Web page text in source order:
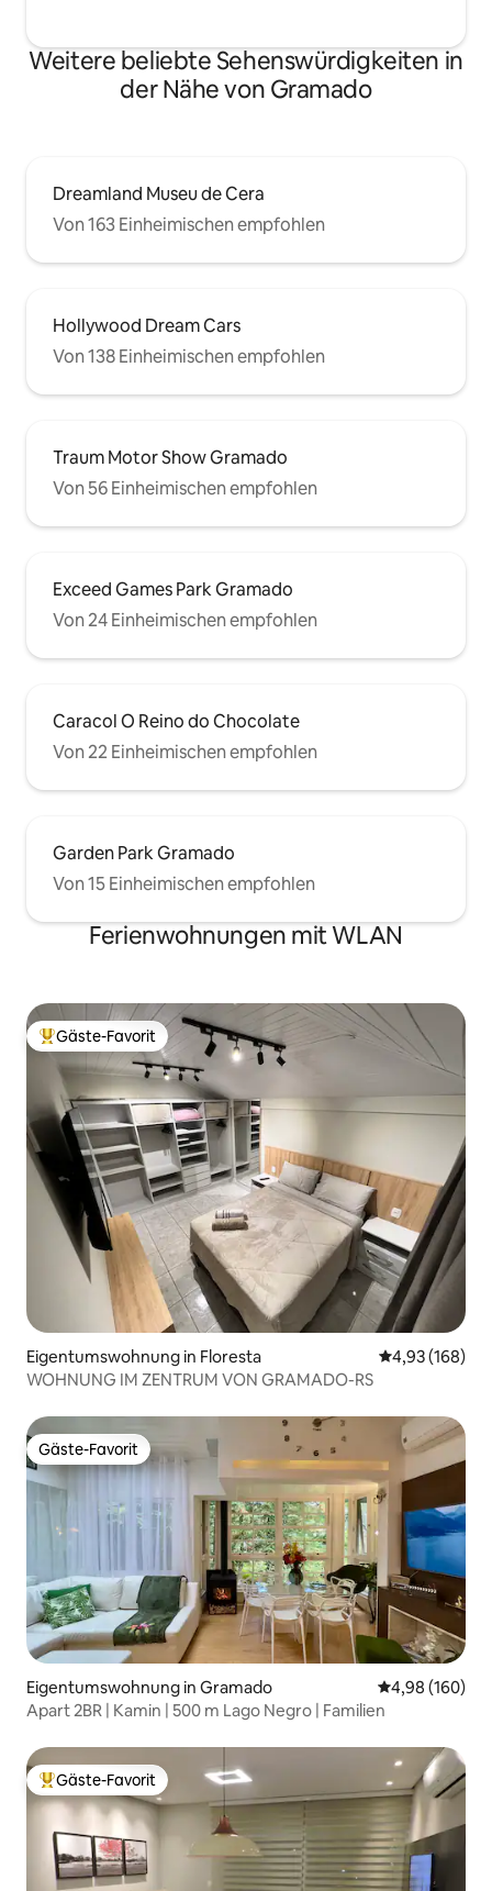
Weitere beliebte Sehenswürdigkeiten in
der Nähe von Gramado
Dreamland Museu de Cera
Von 163 Einheimischen empfohlen
Hollywood Dream Cars
Von 138 Einheimischen empfohlen
Traum Motor Show Gramado
Von 56 Einheimischen empfohlen
Exceed Games Park Gramado
Von 24 Einheimischen empfohlen
Caracol O Reino do Chocolate
Von 22 Einheimischen empfohlen
Garden Park Gramado
Von 15 Einheimischen empfohlen
Ferienwohnungen mit WLAN
Beliebter Gäste-Favorit.
Gäste-Favorit
Eigentumswohnung in Floresta
4,93 (168)
WOHNUNG IM ZENTRUM VON GRAMADO-RS
Gäste-Favorit
Gäste-Favorit
Eigentumswohnung in Gramado
4,98 (160)
Apart 2BR | Kamin | 500 m Lago Negro | Familien
Beliebter Gäste-Favorit.
Gäste-Favorit